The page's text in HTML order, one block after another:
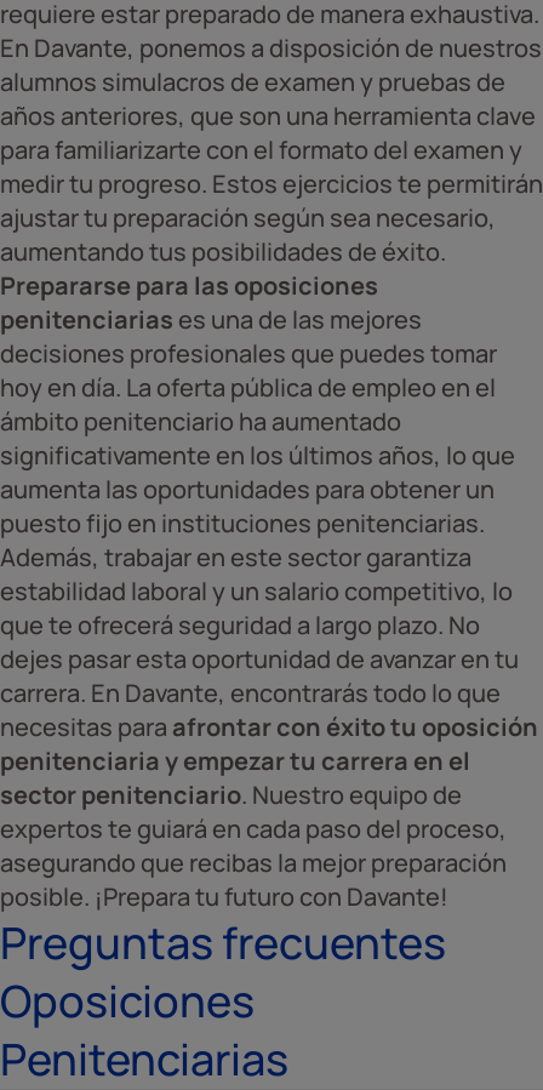
requiere estar preparado de manera exhaustiva.
En Davante, ponemos a disposición de nuestros
alumnos simulacros de examen y pruebas de
años anteriores, que son una herramienta clave
para familiarizarte con el formato del examen y
medir tu progreso. Estos ejercicios te permitirán
ajustar tu preparación según sea necesario,
aumentando tus posibilidades de éxito.
Prepararse para las oposiciones
penitenciarias es una de las mejores
decisiones profesionales que puedes tomar
hoy en día. La oferta pública de empleo en el
ámbito penitenciario ha aumentado
significativamente en los últimos años, lo que
aumenta las oportunidades para obtener un
puesto fijo en instituciones penitenciarias.
Además, trabajar en este sector garantiza
estabilidad laboral y un salario competitivo, lo
que te ofrecerá seguridad a largo plazo. No
dejes pasar esta oportunidad de avanzar en tu
carrera. En Davante, encontrarás todo lo que
necesitas para afrontar con éxito tu oposición
penitenciaria y empezar tu carrera en el
sector penitenciario. Nuestro equipo de
expertos te guiará en cada paso del proceso,
asegurando que recibas la mejor preparación
posible. ¡Prepara tu futuro con Davante!
Preguntas frecuentes
Oposiciones
Penitenciarias